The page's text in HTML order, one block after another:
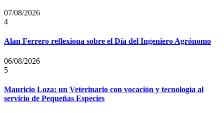
07/08/2026
4
Alan Ferrero reflexiona sobre el Día del Ingeniero Agrónomo
06/08/2026
5
Mauricio Loza: un Veterinario con vocación y tecnología al
servicio de Pequeñas Especies